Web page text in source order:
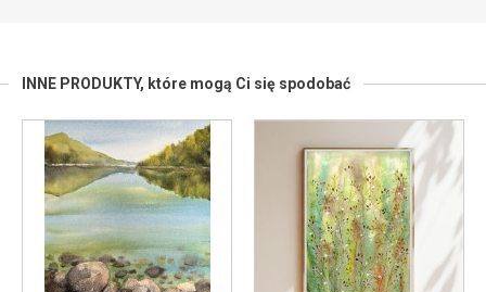
INNE PRODUKTY, które mogą Ci się spodobać